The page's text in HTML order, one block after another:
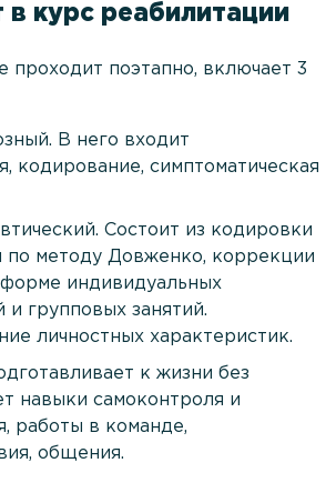
в курс реабилитации
проходит поэтапно, включает 3
В него входит
кодирование, симптоматическая
Состоит из кодировки
по методу Довженко, коррекции
индивидуальных
и групповых занятий.
личностных характеристик.
к жизни без
навыки самоконтроля и
работы в команде,
общения.